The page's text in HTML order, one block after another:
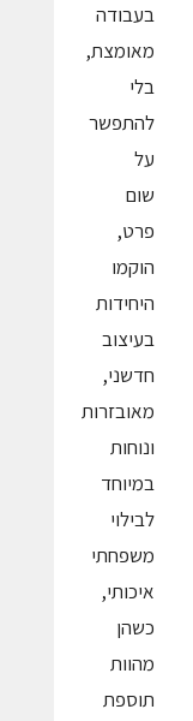
בעבודה
מאומצת,
בלי
להתפשר
על
שום
פרט,
הוקמו
היחידות
בעיצוב
חדשני,
מאובזרות
ונוחות
במיוחד
לבילוי
משפחתי
איכותי,
כשהן
מהוות
תוספת